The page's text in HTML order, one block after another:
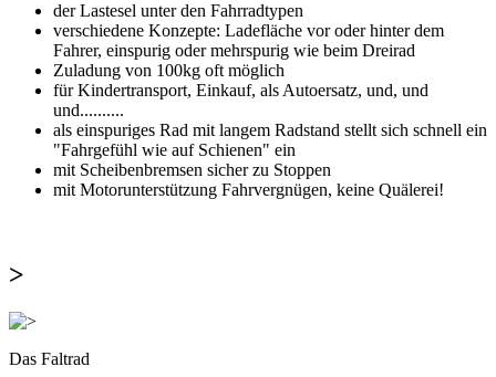
der Lastesel unter den Fahrradtypen
verschiedene Konzepte: Ladefläche vor oder hinter dem
Fahrer, einspurig oder mehrspurig wie beim Dreirad
Zuladung von 100kg oft möglich
für Kindertransport, Einkauf, als Autoersatz, und, und
und..........
als einspuriges Rad mit langem Radstand stellt sich schnell ein
"Fahrgefühl wie auf Schienen" ein
mit Scheibenbremsen sicher zu Stoppen
mit Motorunterstützung Fahrvergnügen, keine Quälerei!
>
Das Faltrad